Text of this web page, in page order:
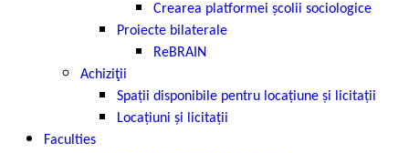
Crearea platformei școlii sociologice
Proiecte bilaterale
ReBRAIN
Achiziţii
Spații disponibile pentru locațiune și licitații
Locațiuni și licitații
Faculties